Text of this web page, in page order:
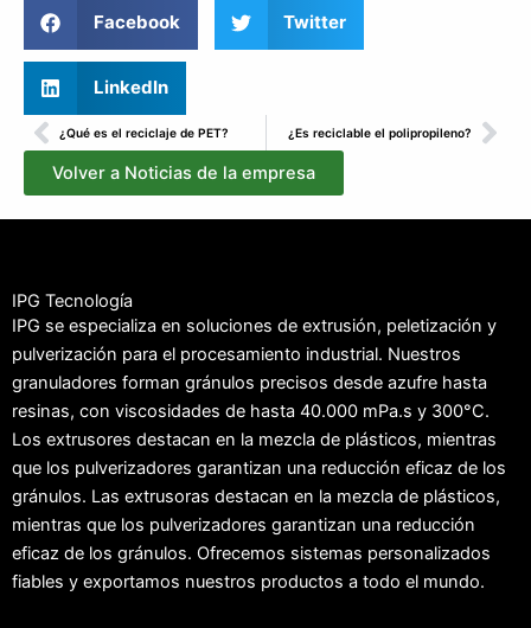
Facebook Twitter
LinkedIn
Anterior
¿Qué es el reciclaje de PET? ¿Es reciclable el polipropileno?
Volver a Noticias de la empresa
IPG Tecnología
IPG se especializa en soluciones de extrusión, peletización y
pulverización para el procesamiento industrial. Nuestros
granuladores forman gránulos precisos desde azufre hasta
resinas, con viscosidades de hasta 40.000 mPa.s y 300°C.
Los extrusores destacan en la mezcla de plásticos, mientras
que los pulverizadores garantizan una reducción eficaz de los
gránulos. Las extrusoras destacan en la mezcla de plásticos,
mientras que los pulverizadores garantizan una reducción
eficaz de los gránulos. Ofrecemos sistemas personalizados
fiables y exportamos nuestros productos a todo el mundo.